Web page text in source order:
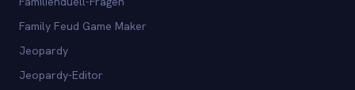
Family Feud Game Maker
Jeopardy
Jeopardy-Editor